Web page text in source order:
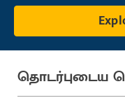
தொடர்புடைய